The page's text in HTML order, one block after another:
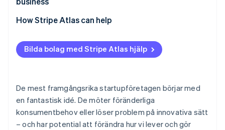
Hållbara produkter och tjänster
Nischad e-handel
Onlineutbildning och kompetensutveckling
Tjänster och produkter för sällskapsdjur
AI-drivna affärskoncept för startups
Core Government Planning Tools
Local Business Advisory & Support Networks
Specialized Tax & Marketing Frameworks
How Stripe Atlas can help
Applying to Atlas
Accepting payments and banking before your EIN
Cashless founder stock purchase
Automatic 83(b) tax election filing
World-class company legal documents
Bilda bolag med Stripe Atlas hjälp
De mest framgångsrika startupföretagen börjar med
en fantastisk idé. De möter föränderliga
konsumentbehov eller löser problem på innovativa sätt
– och har potential att förändra hur vi lever och gör